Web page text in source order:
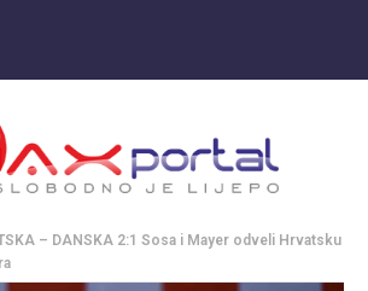
– DANSKA 2:1 Sosa i Mayer odveli Hrvatsku